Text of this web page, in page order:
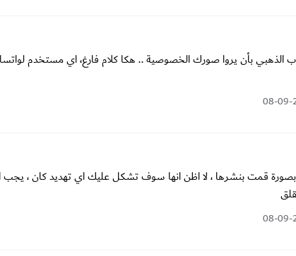
الذهبي بأن يروا صورك الخصوصية .. هكا كلام فارغ، اي مستخدم
08-09-
بصورة قمت بنشرها ، لا اظن انها سوف تشكل عليك اي تهديد كان ،
08-09-